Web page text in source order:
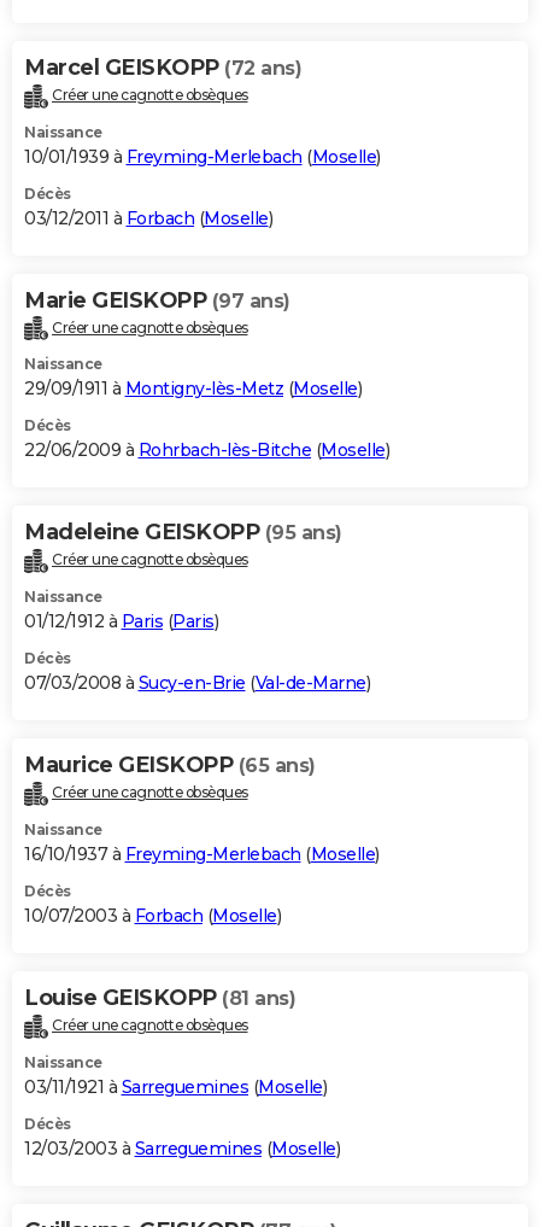
Marcel GEISKOPP (72 ans)
Créer une cagnotte obsèques
Naissance
10/01/1939 à Freyming-Merlebach (Moselle)
Décès
03/12/2011 à Forbach (Moselle)
Marie GEISKOPP (97 ans)
Créer une cagnotte obsèques
Naissance
29/09/1911 à Montigny-lès-Metz (Moselle)
Décès
22/06/2009 à Rohrbach-lès-Bitche (Moselle)
Madeleine GEISKOPP (95 ans)
Créer une cagnotte obsèques
Naissance
01/12/1912 à Paris (Paris)
Décès
07/03/2008 à Sucy-en-Brie (Val-de-Marne)
Maurice GEISKOPP (65 ans)
Créer une cagnotte obsèques
Naissance
16/10/1937 à Freyming-Merlebach (Moselle)
Décès
10/07/2003 à Forbach (Moselle)
Louise GEISKOPP (81 ans)
Créer une cagnotte obsèques
Naissance
03/11/1921 à Sarreguemines (Moselle)
Décès
12/03/2003 à Sarreguemines (Moselle)